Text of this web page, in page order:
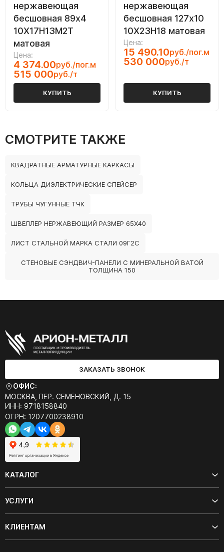
нержавеющая
бесшовная 89х4
10Х17Н13М2Т
матовая
Цена:
4 374.00руб./пог.м
515 000руб./т
КУПИТЬ
нержавеющая
бесшовная 127х10
10Х23Н18 матовая
Цена:
15 490.10руб./пог.м
530 000руб./т
КУПИТЬ
СМОТРИТЕ ТАКЖЕ
КВАДРАТНЫЕ АРМАТУРНЫЕ КАРКАСЫ
КОЛЬЦА ДИЭЛЕКТРИЧЕСКИЕ СПЕЙСЕР
ТРУБЫ ЧУГУННЫЕ ТЧК
ШВЕЛЛЕР НЕРЖАВЕЮЩИЙ РАЗМЕР 65Х40
ЛИСТ СТАЛЬНОЙ МАРКА СТАЛИ 09Г2С
СТЕНОВЫЕ СЭНДВИЧ-ПАНЕЛИ С МИНЕРАЛЬНОЙ ВАТОЙ
ТОЛЩИНА 150
ЗАКАЗАТЬ ЗВОНОК
ОФИС:
МОСКВА, ПЕР. СЕМЁНОВСКИЙ, Д. 15
ИНН: 9718158840
ОГРН: 1207700238910
КАТАЛОГ
УСЛУГИ
КЛИЕНТАМ